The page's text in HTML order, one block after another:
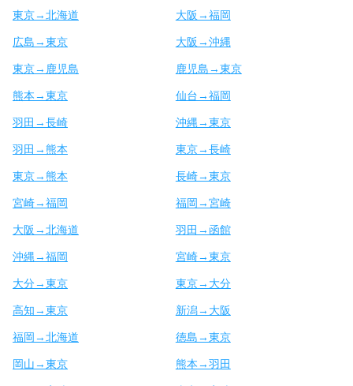
東京→北海道 大阪→福岡
広島→東京 大阪→沖縄
東京→鹿児島 鹿児島→東京
熊本→東京 仙台→福岡
羽田→長崎 沖縄→東京
羽田→熊本 東京→長崎
東京→熊本 長崎→東京
宮崎→福岡 福岡→宮崎
大阪→北海道 羽田→函館
沖縄→福岡 宮崎→東京
大分→東京 東京→大分
高知→東京 新潟→大阪
福岡→北海道 徳島→東京
岡山→東京 熊本→羽田